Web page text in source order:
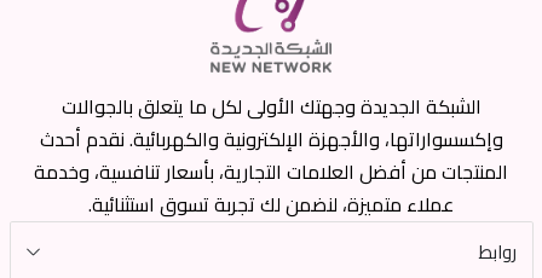
الشبكة الجديدة وجهتك الأولى لكل ما يتعلق بالجوالات
وإكسسواراتها، والأجهزة الإلكترونية والكهربائية. نقدم أحدث
المنتجات من أفضل العلامات التجارية، بأسعار تنافسية، وخدمة
عملاء متميزة، لنضمن لك تجربة تسوق استثنائية.
روابط